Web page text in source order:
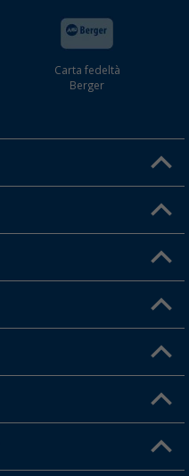
Carta fedeltà
Berger